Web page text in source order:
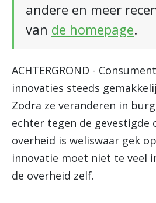
andere en meer
van de homepage.
ACHTERGROND -
innovaties steeds
Zodra ze veranderen in
echter tegen de gevestigde
overheid is weliswaar gek
innovatie moet niet te veel
de overheid zelf.